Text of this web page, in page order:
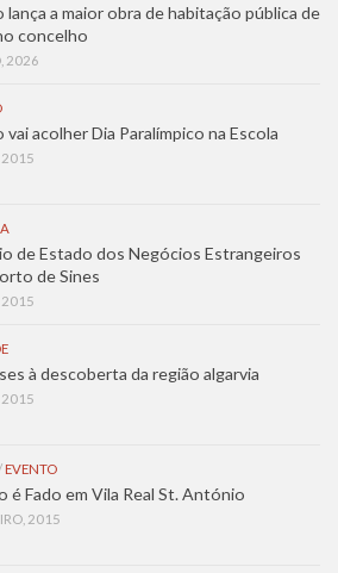
lança a maior obra de habitação pública de
concelho
2026
vai acolher Dia Paralímpico na Escola
2015
de Estado dos Negócios Estrangeiros
de Sines
2015
à descoberta da região algarvia
2015
EVENTO
é Fado em Vila Real St. António
2015